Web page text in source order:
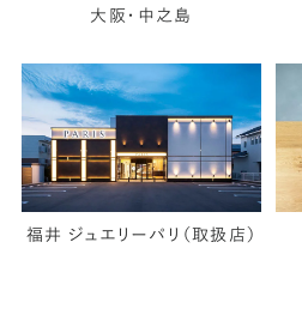
大阪・中之島
福井 ジュエリーパリ（取扱店）